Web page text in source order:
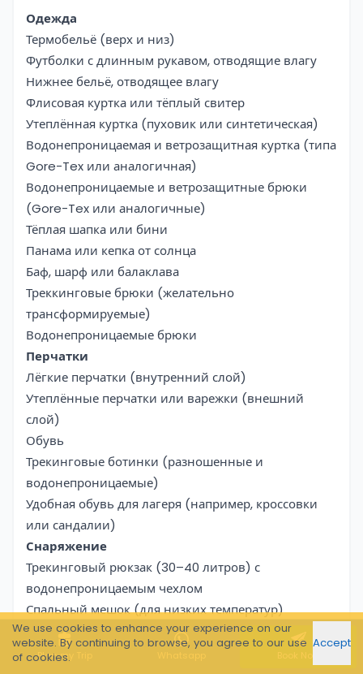
Одежда
Термобельё (верх и низ)
Футболки с длинным рукавом, отводящие влагу
Нижнее бельё, отводящее влагу
Флисовая куртка или тёплый свитер
Утеплённая куртка (пуховик или синтетическая)
Водонепроницаемая и ветрозащитная куртка (типа
Gore-Tex или аналогичная)
Водонепроницаемые и ветрозащитные брюки
(Gore-Tex или аналогичные)
Тёплая шапка или бини
Панама или кепка от солнца
Баф, шарф или балаклава
Треккинговые брюки (желательно
трансформируемые)
Водонепроницаемые брюки
Перчатки
Лёгкие перчатки (внутренний слой)
Утеплённые перчатки или варежки (внешний
слой)
Обувь
Трекинговые ботинки (разношенные и
водонепроницаемые)
Удобная обувь для лагеря (например, кроссовки
или сандалии)
Снаряжение
Трекинговый рюкзак (30–40 литров) с
водонепроницаемым чехлом
Спальный мешок (для низких температур)
Туристический коврик (с термоизоляцией)
Регулируемые треккинговые палки
Plan my Trip Whatsapp
We use cookies to enhance your experience on our
website. By continuing to browse, you agree to our use
of cookies.
Accept